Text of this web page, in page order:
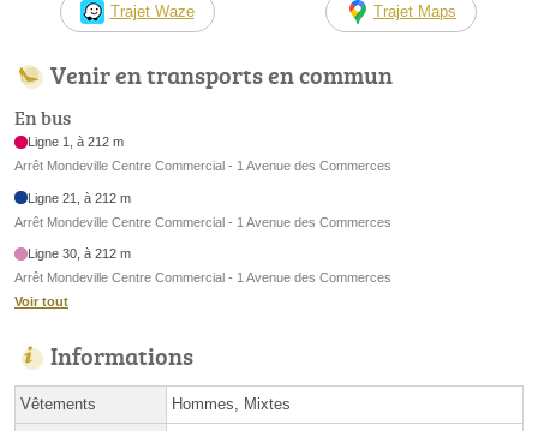
Trajet Waze Trajet Maps
Venir en transports en commun
En bus
Ligne 1, à 212 m
Arrêt Mondeville Centre Commercial - 1 Avenue des Commerces
Ligne 21, à 212 m
Arrêt Mondeville Centre Commercial - 1 Avenue des Commerces
Ligne 30, à 212 m
Arrêt Mondeville Centre Commercial - 1 Avenue des Commerces
Voir tout
Informations
Vêtements Hommes, Mixtes